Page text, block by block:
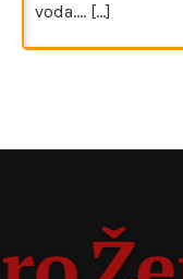
voda.… [...]